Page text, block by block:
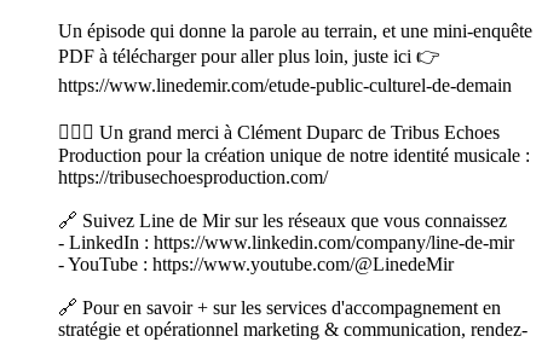
Un épisode qui donne la parole au terrain, et une mini-enquête
PDF à télécharger pour aller plus loin, juste ici 👉
https://www.linedemir.com/etude-public-culturel-de-demain
🙋🏽‍♀️ Un grand merci à Clément Duparc de Tribus Echoes
Production pour la création unique de notre identité musicale :
https://tribusechoesproduction.com/
🔗 Suivez Line de Mir sur les réseaux que vous connaissez
- LinkedIn : https://www.linkedin.com/company/line-de-mir
- YouTube : https://www.youtube.com/@LinedeMir
🔗 Pour en savoir + sur les services d'accompagnement en
stratégie et opérationnel marketing & communication, rendez-